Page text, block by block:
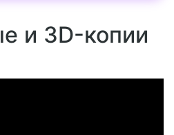
и 3D-копии